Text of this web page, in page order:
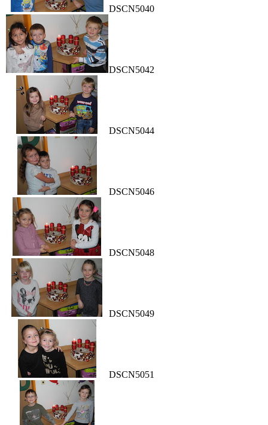
DSCN5040
DSCN5042
DSCN5044
DSCN5046
DSCN5048
DSCN5049
DSCN5051